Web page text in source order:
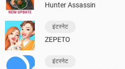
Hunter Assassin
इंटरनेट
ZEPETO
इंटरनेट